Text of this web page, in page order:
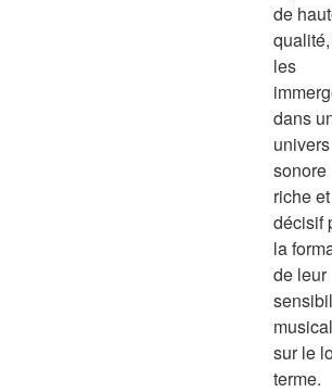
de
les
dans
univers
sonore
riche et
décisif
la
de leur
sur le
terme.